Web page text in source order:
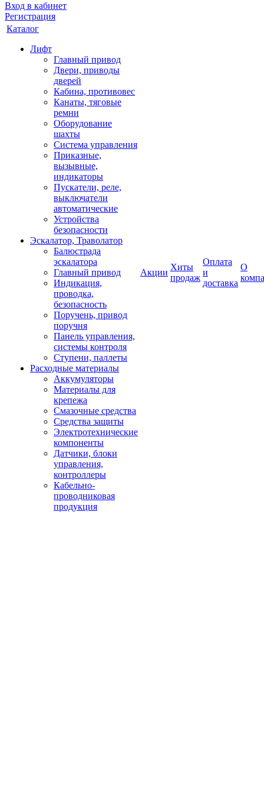
Вход в кабинет
Регистрация
Каталог
Лифт
Главный привод
Двери, приводы
дверей
Кабина, противовес
Канаты, тяговые
ремни
Оборудование
шахты
Система управления
Приказные,
вызывные,
индикаторы
Пускатели, реле,
выключатели
автоматические
Устройства
безопасности
Эскалатор, Траволатор
Балюстрада
эскалатора
Главный привод
Индикация,
проводка,
безопасность
Поручень, привод
поручня
Панель управления,
системы контроля
Ступени, паллеты
Расходные материалы
Аккумуляторы
Материалы для
крепежа
Смазочные средства
Средства защиты
Электротехнические
компоненты
Датчики, блоки
управления,
контроллеры
Кабельно-
проводниковая
продукция
Акции
Хиты
продаж
Оплата
и
доставка
О